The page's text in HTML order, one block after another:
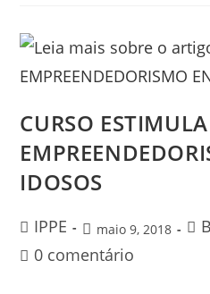
CURSO ESTIMULA
IDOSOS
IPPE maio 9, 2018
0 comentário